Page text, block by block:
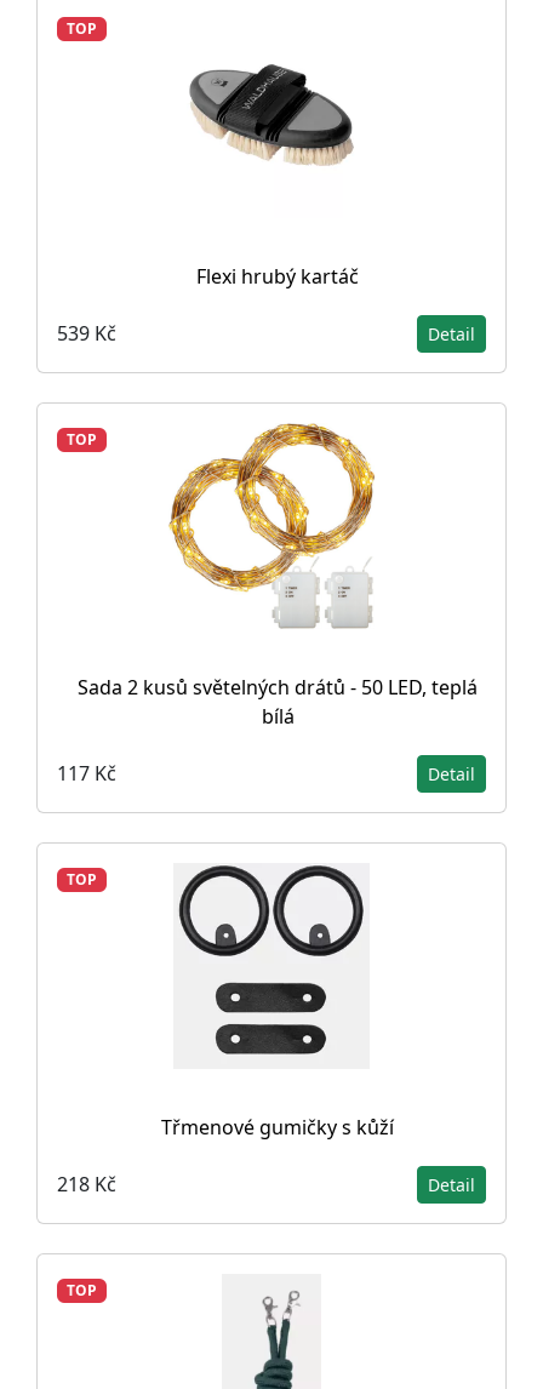
TOP
Flexi hrubý kartáč
539 Kč Detail
TOP
Sada 2 kusů světelných drátů - 50 LED, teplá
bílá
117 Kč Detail
TOP
Třmenové gumičky s kůží
218 Kč Detail
TOP